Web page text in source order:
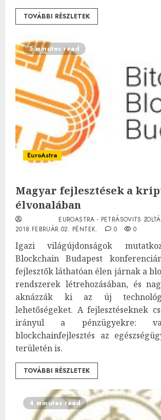
TOVÁBBI RÉSZLETEK
5 minutes read
EuroAstra
Magyar fejlesztések a
élvonalában
EUROASTRA - PETRÁSOVITS
2018.FEBRUÁR.02. PÉNTEK.
0 0
Igazi világújdonságok
Blockchain Budapest
fejlesztők láthatóan élen járnak a
rendszerek létrehozásában, és
aknázzák ki az új
lehetőségeket. A fejlesztéseknek
irányul a pénzügyekre:
blockchainfejlesztés az
területén is.
TOVÁBBI RÉSZLETEK
4 minutes read